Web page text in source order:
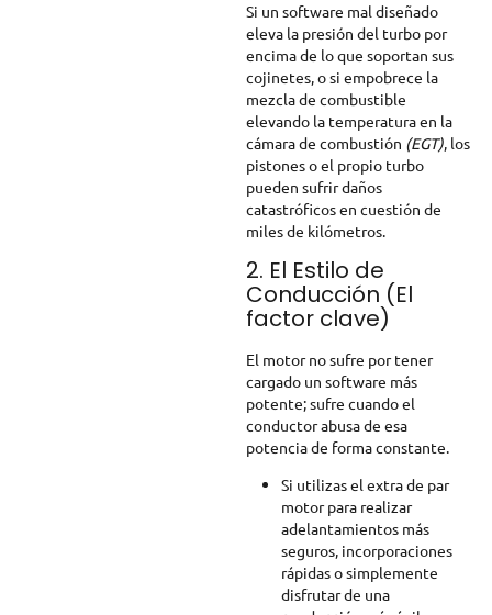
Si un software mal diseñado
eleva la presión del turbo por
encima de lo que soportan sus
cojinetes, o si empobrece la
mezcla de combustible
elevando la temperatura en la
cámara de combustión (EGT), los
pistones o el propio turbo
pueden sufrir daños
catastróficos en cuestión de
miles de kilómetros.
2. El Estilo de
Conducción (El
factor clave)
El motor no sufre por tener
cargado un software más
potente; sufre cuando el
conductor abusa de esa
potencia de forma constante.
Si utilizas el extra de par
motor para realizar
adelantamientos más
seguros, incorporaciones
rápidas o simplemente
disfrutar de una